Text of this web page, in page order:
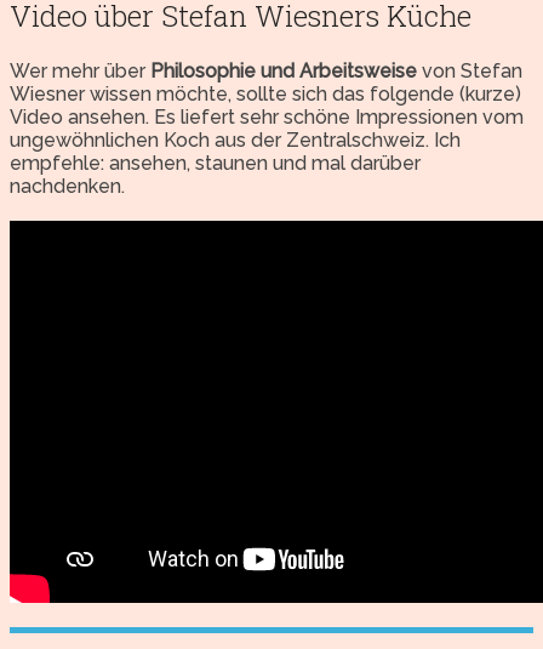
Video über Stefan Wiesners Küche
Wer mehr über Philosophie und Arbeitsweise von Stefan
Wiesner wissen möchte, sollte sich das folgende (kurze)
Video ansehen. Es liefert sehr schöne Impressionen vom
ungewöhnlichen Koch aus der Zentralschweiz. Ich
empfehle: ansehen, staunen und mal darüber
nachdenken.